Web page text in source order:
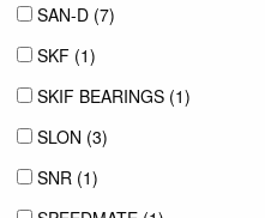
SAN-D (7)
SKF (1)
SKIF BEARINGS (1)
SLON (3)
SNR (1)